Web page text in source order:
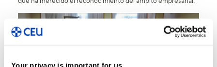
Your privacy is important for us